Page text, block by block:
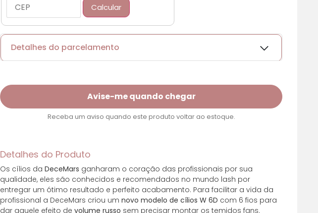
Calcular
Detalhes do parcelamento
1x de R$ 55,44 sem juros
2x de R$ 27,72 sem juros R$ 55,44
3x de R$ 18,48 sem juros R$ 55,44
Avise-me quando chegar
Receba um aviso quando este produto voltar ao estoque.
Detalhes do Produto
Os cílios da DeceMars ganharam o coração das profissionais por sua
qualidade, eles são conhecidos e recomendados no mundo lash por
entregar um ótimo resultado e perfeito acabamento. Para facilitar a vida da
profissional a DeceMars criou um novo modelo de cílios W 6D com 6 fios para
dar aquele efeito de volume russo sem precisar montar os temidos fans.